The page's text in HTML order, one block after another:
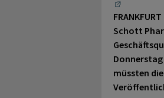
Schott
müssten